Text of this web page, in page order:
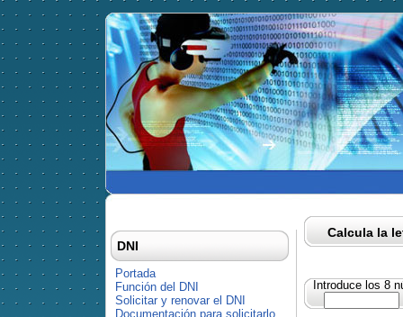
Calcula la
Introduce los 8
DNI
Portada
Función del DNI
Solicitar y renovar el DNI
Documentación para solicitarlo